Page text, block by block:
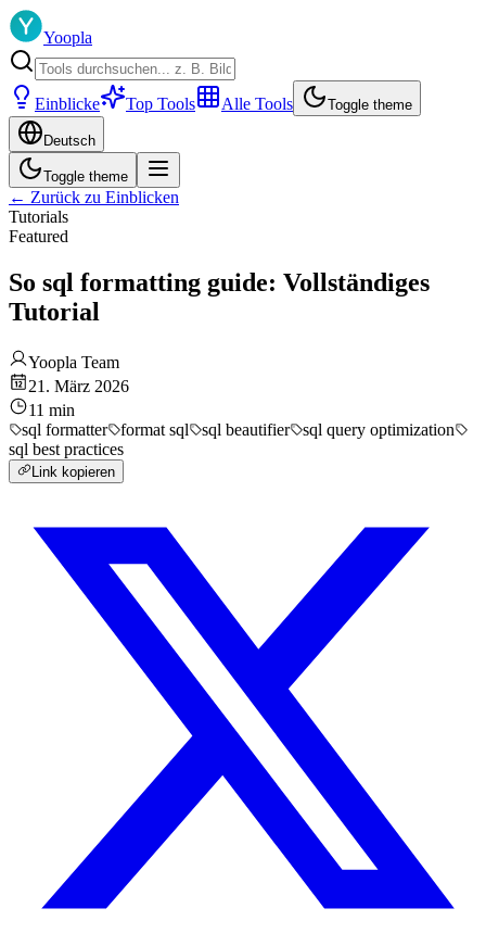
Yoopla
Einblicke Top Tools Alle Tools Toggle theme
Deutsch
Toggle theme
← Zurück zu Einblicken
Tutorials
Featured
So sql formatting guide: Vollständiges
Tutorial
Yoopla Team
21. März 2026
11 min
sql formatter
format sql sql beautifier
sql query optimization
sql best practices
Link kopieren